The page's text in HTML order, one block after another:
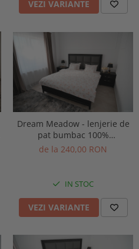
VEZI VARIANTE
Dream Meadow - lenjerie de
pat bumbac 100%
personalizabila pe dimensiuni
de la 240,00 RON
IN STOC
VEZI VARIANTE